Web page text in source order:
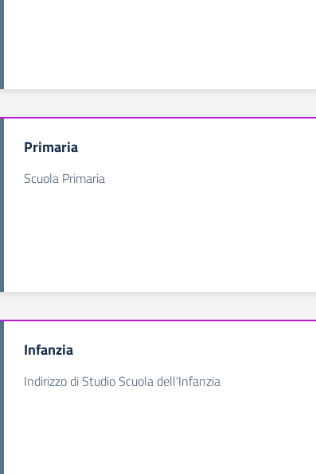
Primaria
Scuola Primaria
Infanzia
Indirizzo di Studio Scuola dell'Infanzia